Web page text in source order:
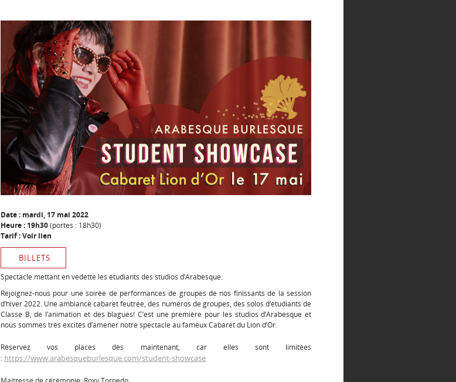
Date : mardi, 17 mai 2022
Heure : 19h30(portes : 18h30)
Tarif : Voir lien
BILLETS
Spectacle mettant en vedette les étudiants des studios d’Arabesque.
Rejoignez-nous pour une soirée de performances de groupes de nos finissants de la session
d’hiver 2022. Une ambiance cabaret feutrée, des numéros de groupes, des solos d’étudiants de
Classe B, de l’animation et des blagues! C’est une première pour les studios d’Arabesque et
nous sommes très excités d’amener notre spectacle au fameux Cabaret du Lion d’Or.
Réservez vos places dès maintenant, car elles sont limitées
: https://www.arabesqueburlesque.com/student-showcase